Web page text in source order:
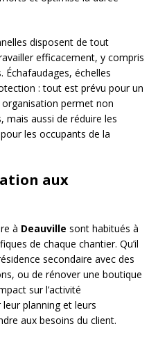
disposent de tout
efficacement, y compris
Échafaudages, échelles
: tout est prévu pour un
permet non
mais aussi de réduire les
les occupants de la
aux
à Deauville sont habitués à
de chaque chantier. Qu’il
secondaire avec des
ou de rénover une boutique
sur l’activité
planning et leurs
aux besoins du client.